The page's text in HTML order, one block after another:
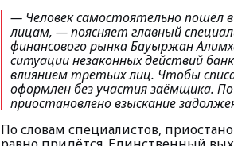
— Человек самостоятельно пошёл
лицам, —поясняет главный
финансового рынка Бауыржан
ситуации незаконных действий
влиянием третьих лиц. Чтобы
оформлен без участия заёмщика.
приостановлено взыскание
По словам специалистов,